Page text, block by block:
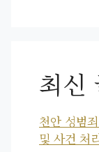
최신
천안 성범
및 사건 처